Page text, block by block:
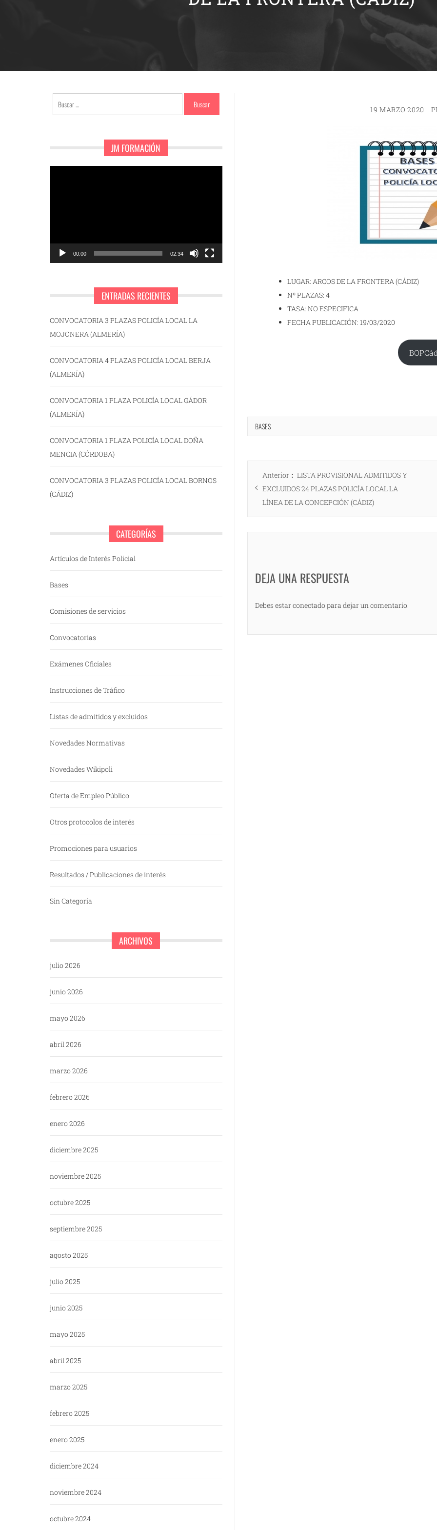
19 MARZO 2020
LUGAR: ARCOS DE LA FRONTERA (CÁDIZ)
Nº PLAZAS: 4
TASA: NO ESPECIFICA
FECHA PUBLICACIÓN: 19/03/2020
BASES
Navegación
de
entradas
Anterior
Entrada
anterior:
LISTA PROVISIONAL ADMITIDOS Y
EXCLUIDOS 24 PLAZAS POLICÍA LOCAL LA
LÍNEA DE LA CONCEPCIÓN (CÁDIZ)
DEJA UNA RESPUESTA
Debes estar conectado para dejar un comentario.
Buscar:
JM FORMACIÓN
00:00 02:34
ENTRADAS RECIENTES
CONVOCATORIA 3 PLAZAS POLICÍA LOCAL LA
MOJONERA (ALMERÍA)
CONVOCATORIA 4 PLAZAS POLICÍA LOCAL BERJA
(ALMERÍA)
CONVOCATORIA 1 PLAZA POLICÍA LOCAL GÁDOR
(ALMERÍA)
CONVOCATORIA 1 PLAZA POLICÍA LOCAL DOÑA
MENCIA (CÓRDOBA)
CONVOCATORIA 3 PLAZAS POLICÍA LOCAL BORNOS
(CÁDIZ)
CATEGORÍAS
Artículos de Interés Policial
Bases
Comisiones de servicios
Convocatorias
Exámenes Oficiales
Instrucciones de Tráfico
Listas de admitidos y excluidos
Novedades Normativas
Novedades Wikipoli
Oferta de Empleo Público
Otros protocolos de interés
Promociones para usuarios
Resultados / Publicaciones de interés
Sin Categoría
ARCHIVOS
julio 2026
junio 2026
mayo 2026
abril 2026
marzo 2026
febrero 2026
enero 2026
diciembre 2025
noviembre 2025
octubre 2025
septiembre 2025
agosto 2025
julio 2025
junio 2025
mayo 2025
abril 2025
marzo 2025
febrero 2025
enero 2025
diciembre 2024
noviembre 2024
octubre 2024